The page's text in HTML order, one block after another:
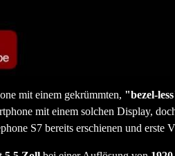
mit einem gekrümmten, "bezel-
mit einem solchen Display,
S7 bereits erschienen und